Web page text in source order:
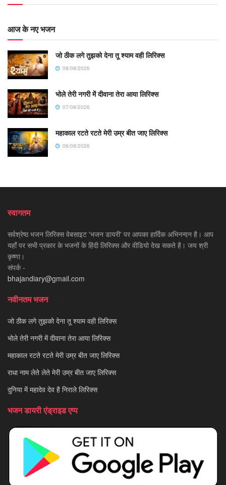
आज के नए भजन
जो ठीक लगे तुझको देना तू श्याम वही लिरिक्स
08/08/2026
भोले तेरी नगरी में दीवाना तेरा आया लिरिक्स
07/08/2026
महाकाल रटते रटते मेरी उम्र बीत जाए लिरिक्स
06/08/2026
स्वागतम
सर्वश्रेष्ठ भजन लिरिक्स वेबसाइट 'भजन डायरी' पर आपका हार्दिक अभिनन्दन है। आप
यहाँ पर सभी प्रकार के भजनों के हिंदी लिरिक्स और वीडियो देख सकते है। जय श्री
कृष्णा।
संपर्क -
bhajandiary@gmail.com
नवीनतम भजन
जो ठीक लगे तुझको देना तू श्याम वही लिरिक्स
भोले तेरी नगरी में दीवाना तेरा आया लिरिक्स
महाकाल रटते रटते मेरी उम्र बीत जाए लिरिक्स
राधा नाम लेते लेते मेरी उम्र बीत जाए लिरिक्स
दुनिया में महादेव देव है निराले लिरिक्स
भजन डायरी एंड्राइड एप्प